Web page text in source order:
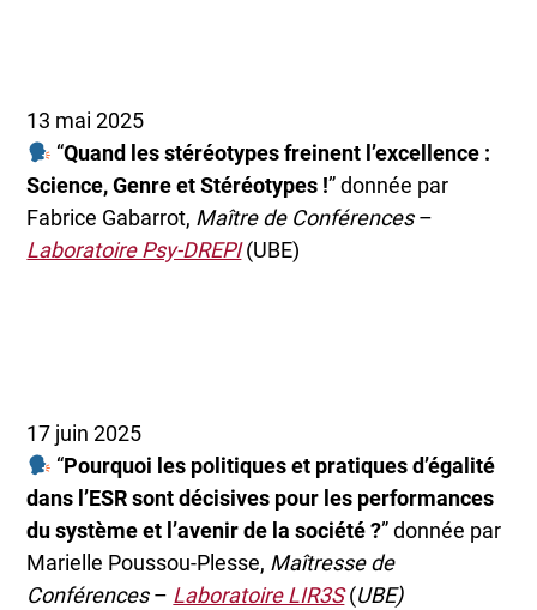
13 mai 2025
“Quand les stéréotypes freinent l’excellence :
Science, Genre et Stéréotypes !” donnée par
Fabrice Gabarrot, Maître de Conférences–
Laboratoire Psy-DREPI(UBE)
17 juin 2025
“Pourquoi les politiqueset pratiques d’égalité
dans l’ESR sont décisives pour les performances
du système et l’avenir de la société ?” donnée par
Marielle Poussou-Plesse, Maîtresse de
Conférences– Laboratoire LIR3S(UBE)